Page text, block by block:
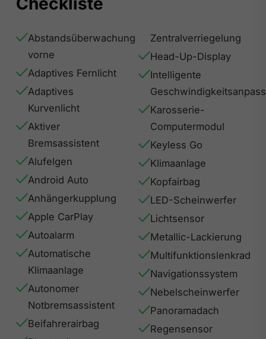
Abstandsüberwachung
vorne
Adaptives Fernlicht
Adaptives
Kurvenlicht
Aktiver
Bremsassistent
Alufelgen
Android Auto
Anhängerkupplung
Apple CarPlay
Autoalarm
Automatische
Klimaanlage
Autonomer
Notbremsassistent
Beifahrerairbag
Zentralverriegelung
Head-Up-Display
Intelligente
Karosserie-
Computermodul
Keyless Go
Klimaanlage
Kopfairbag
LED-Scheinwerfer
Lichtsensor
Metallic-Lackierung
Multifunktionslenkrad
Navigationssystem
Nebelscheinwerfer
Panoramadach
Regensensor